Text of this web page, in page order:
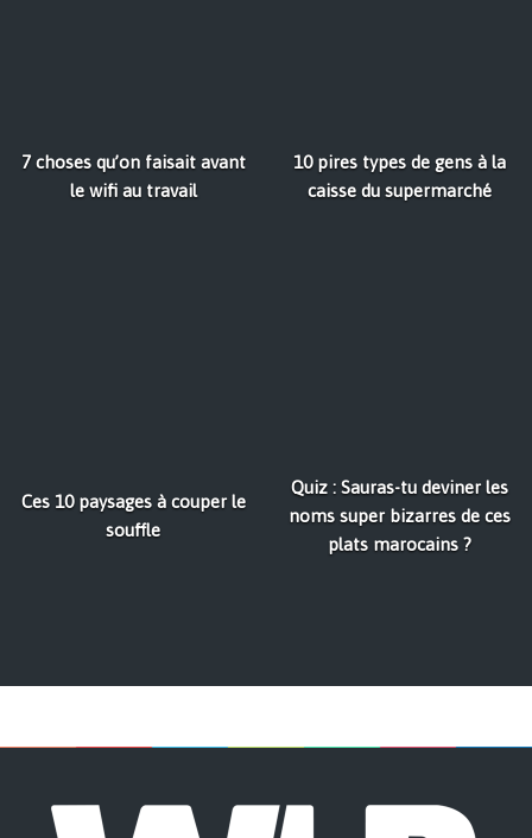
7 choses qu’on faisait avant
le wifi au travail
10 pires types de gens à la
caisse du supermarché
Ces 10 paysages à couper le
souffle
Quiz : Sauras-tu deviner les
noms super bizarres de ces
plats marocains ?